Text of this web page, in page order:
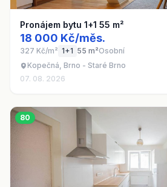
Pronájem bytu 1+1 55 m²
18 000 Kč/měs.
327 Kč/m² 1+1 55 m²Osobní
Kopečná, Brno - Staré Brno
07. 08. 2026
80